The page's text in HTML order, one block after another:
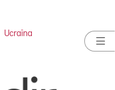
Ucraïna